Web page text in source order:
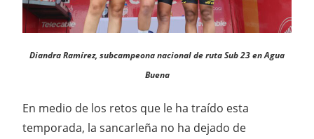
Diandra Ramírez, subcampeona nacional de ruta Sub 23 en Agua
Buena
En medio de los retos que le ha traído esta
temporada, la sancarleña no ha dejado de